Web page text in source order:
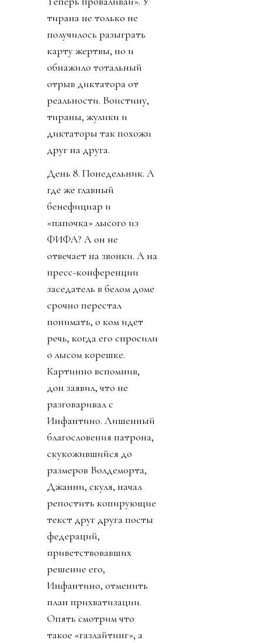
тирана не только не
получилось разыграть
карту жертвы, но и
обнажило тотальный
отрыв диктатора от
реальности. Воистину,
тираны, жулики и
диктаторы так похожи
друг на друга.
День 8. Понедельник. А
где же главный
бенефициар и
«папочка» лысого из
ФИФА? А он не
отвечает на звонки. А на
пресс-конференции
заседатель в белом доме
срочно перестал
понимать, о ком идет
речь, когда его спросили
о лысом корешке.
Картинно вспомнив,
дон заявил, что не
разговаривал с
Инфантино. Лишенный
благословения патрона,
скукожившийся до
размеров Волдеморта,
Джанни, скуля, начал
репостить копирующие
текст друг друга посты
федераций,
приветствовавших
решение его,
Инфантино, отменить
план прихватизации.
Опять смотрим что
такое «газлайтинг», а